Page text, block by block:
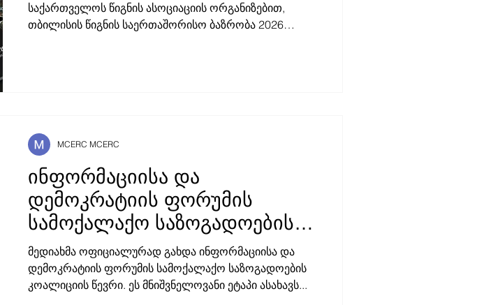
საქართველოს წიგნის ასოციაციის ორგანიზებით,
თბილისის წიგნის საერთაშორისო ბაზრობა 2026
"სინათლე მედიას", , რომელიც დამოუკიდებელი
ონლაინ-მედია გამომცემლების დასახმარებლად
ინფორმაციისა და
დემოკრატიის ფორუმის
სამოქალაქო საზოგადოების
კოალიციასთან
თანამშრომლობა
მედიახმა ოფიციალურად გახდა ინფორმაციისა და
დემოკრატიის ფორუმის სამოქალაქო საზოგადოების
კოალიციის წევრი. ეს მნიშვნელოვანი ეტაპი ასახავს...
MCERC MCERC